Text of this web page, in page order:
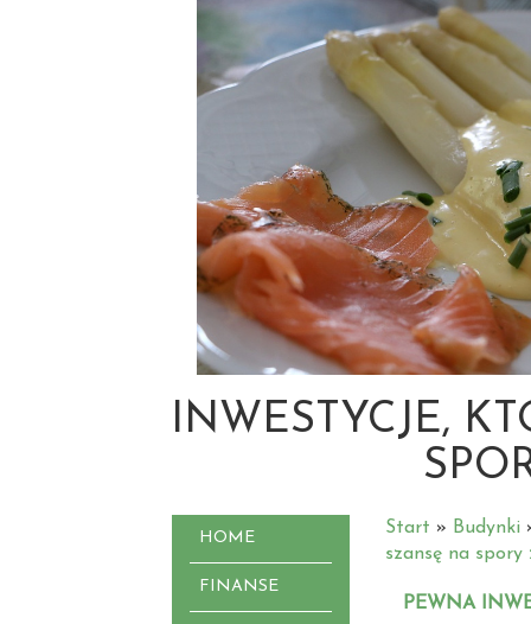
INWESTYCJE,
HOME
FINANSE
Start » Budynki
szansę na spory
PEWNA